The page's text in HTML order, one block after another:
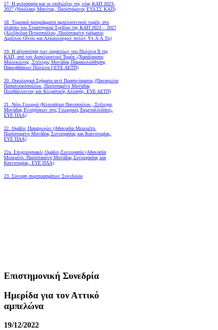
17. Η φιλοσοφία και οι επιδιώξεις της νέας ΚΑΠ 2023-
2027 (Νικόλαος Μανέτας, Προϊστάμενος ΕΥΔ ΣΣ ΚΑΠ)
18. Tομεακά προγράμματα αμπελοοινικού τομέα, στο
πλαίσιο του Στρατηγικού Σχεδίου της ΚΑΠ 2023 – 2027
(Αλεξάνδρα Πετροπούλου, Προϊσταμένη τμήματος
Αμπέλου Οίνου και Αλκοολούχων ποτών Υπ.Α.Α.Τρ)
19. Η αξιοποίηση των εργαλείων του Πυλώνα ΙΙ της
ΚΑΠ, από τον Αμπελοοινικό Τομέα. (Χαράλαμπος
Μουλκιώτης ,Στέλεχος Μονάδας Παρακολούθησης
Παρεμβάσεων Πυλώνα Ι,ΕΥΕ ΑΕΤΠ)
20. Οικολογικά Σχήματα αντί Πρασινίσματος (Παναγιώτα
Παπαλουκοπούλου ,Προϊσταμένη Μονάδας
Περιβάλλοντος και Κλιματικής Αλλαγής, ΕΥΕ ΑΕΤΠ)
21. Νέοι Γεωργοί (Κλεοπάτρα Πανοπούλου , Στέλεχος
Μονάδας Ενισχύσεων στις Γεωργικές Εκμεταλλεύσεις,
ΕΥΕ ΠΑΑ)
22. Ομάδες Παραγωγών (Αθανασία Μερεμέτη,
Προϊσταμένη Μονάδας Συνεργασίας και Καινοτομίας,
ΕΥΕ ΠΑΑ)
22a. Επιχειρησιακές Ομάδες-Συνεργασία (Αθανασία
Μερεμέτη, Προϊσταμένη Μονάδας Συνεργασίας και
Καινοτομίας, ΕΥΕ ΠΑΑ)
23. Σύνοψη συμπερασμάτων Συνεδρίου
Επιστημονική Συνεδρία
Ημερίδα για τον Αττικό
αμπελώνα
19/12/2022